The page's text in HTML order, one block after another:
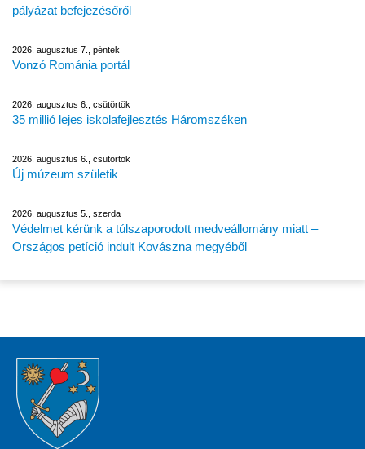
pályázat befejezésőről
2026. augusztus 7., péntek
Vonzó Románia portál
2026. augusztus 6., csütörtök
35 millió lejes iskolafejlesztés Háromszéken
2026. augusztus 6., csütörtök
Új múzeum születik
2026. augusztus 5., szerda
Védelmet kérünk a túlszaporodott medveállomány miatt –
Országos petíció indult Kovászna megyéből